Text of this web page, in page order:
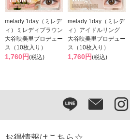
melady 1day（ミレデ
ィ）ミレディブラウン
大谷映美里プロデュー
ス（10枚入り）
1,760円(税込)
melady 1day（ミレデ
ィ）アイドルリング
大谷映美里プロデュー
ス（10枚入り）
1,760円(税込)